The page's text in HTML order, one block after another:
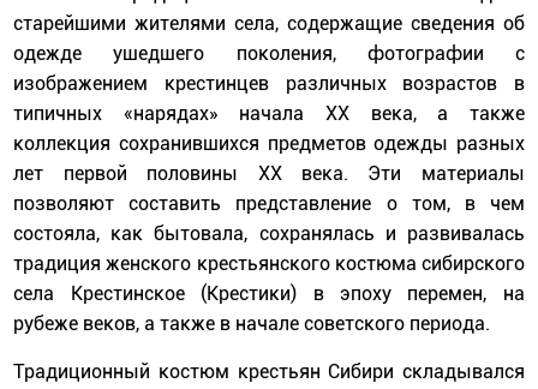
старейшими жителями села, содержащие сведения об
одежде ушедшего поколения, фотографии с
изображением крестинцев различных возрастов в
типичных «нарядах» начала ХХ века, а также
коллекция сохранившихся предметов одежды разных
лет первой половины ХХ века. Эти материалы
позволяют составить представление о том, в чем
состояла, как бытовала, сохранялась и развивалась
традиция женского крестьянского костюма сибирского
села Крестинское (Крестики) в эпоху перемен, на
рубеже веков, а также в начале советского периода.
Традиционный костюм крестьян Сибири складывался